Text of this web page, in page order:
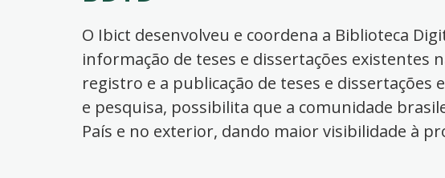
O Ibict desenvolveu e coordena a Biblioteca
informação de teses e dissertações existentes
registro e a publicação de teses e
e pesquisa, possibilita que a comunidade
País e no exterior, dando maior visibilidade à